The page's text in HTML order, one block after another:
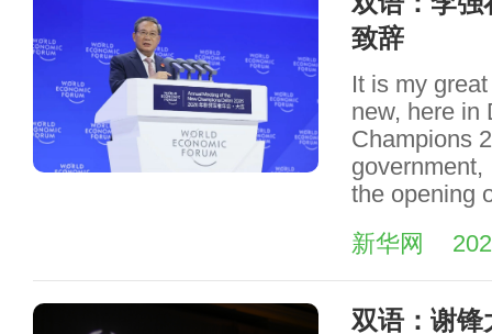
致辞
It is my
new, here in
Champions
government,
the opening
新华网
双语：谢锋